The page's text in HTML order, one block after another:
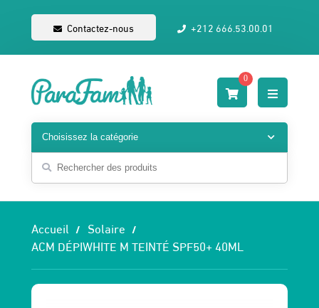
Contactez-nous +212 666.53.00.01
0
Accueil
Solaire
ACM DÉPIWHITE M TEINTÉ SPF50+ 40ML